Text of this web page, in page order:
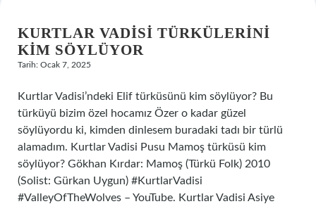
KURTLAR VADISI TÜRKÜLERINI
KIM SÖYLÜYOR
Tarih: Ocak 7, 2025
Kurtlar Vadisi’ndeki Elif türküsünü kim söylüyor? Bu
türküyü bizim özel hocamız Özer o kadar güzel
söylüyordu ki, kimden dinlesem buradaki tadı bir türlü
alamadım. Kurtlar Vadisi Pusu Mamoş türküsü kim
söylüyor? Gökhan Kırdar: Mamoş (Türkü Folk) 2010
(Solist: Gürkan Uygun) #KurtlarVadisi
#ValleyOfTheWolves – YouTube. Kurtlar Vadisi Asiye